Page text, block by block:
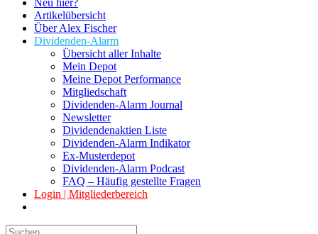
Artikelübersicht
Über Alex Fischer
Dividenden-Alarm
Übersicht aller Inhalte
Mein Depot
Meine Depot Performance
Mitgliedschaft
Dividenden-Alarm Journal
Newsletter
Dividendenaktien Liste
Dividenden-Alarm Indikator
Ex-Musterdepot
Dividenden-Alarm Podcast
FAQ – Häufig gestellte Fragen
Login | Mitgliederbereich
Suche